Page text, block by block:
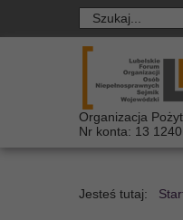
Organizacja
Nr konta: 13
Jesteś tutaj: